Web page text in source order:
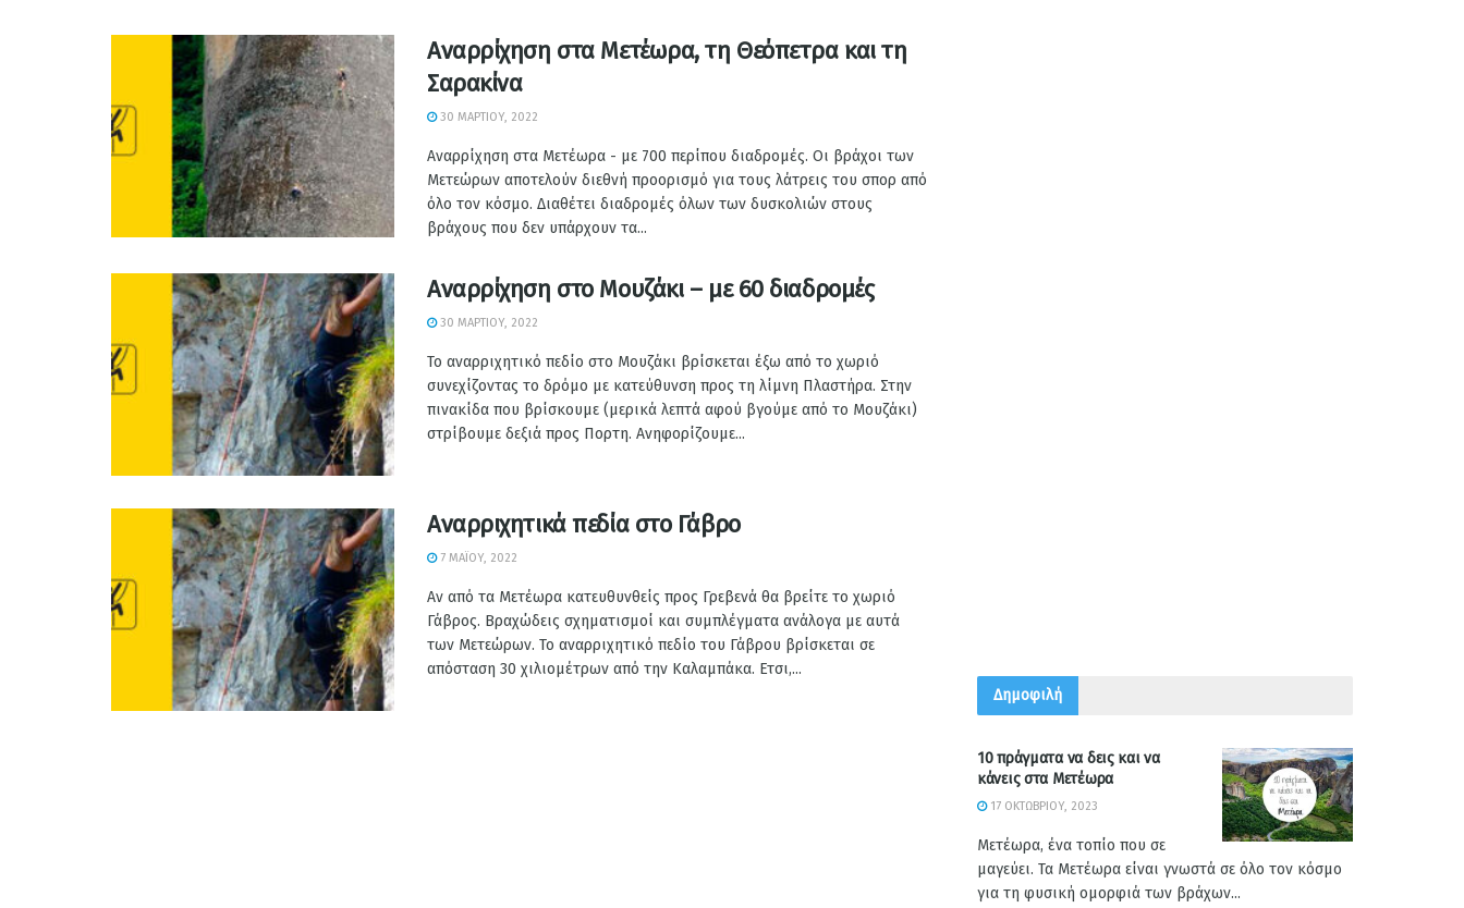
Αναρρίχηση στα Μετέωρα, τη Θεόπετρα και τη
Σαρακίνα
30 ΜΑΡΤΊΟΥ, 2022
Αναρρίχηση στα Μετέωρα - με 700 περίπου διαδρομές. Οι βράχοι των
Μετεώρων αποτελούν διεθνή προορισμό για τους λάτρεις του σπορ από
όλο τον κόσμο. Διαθέτει διαδρομές όλων των δυσκολιών στους
βράχους που δεν υπάρχουν τα...
Αναρρίχηση στο Μουζάκι – με 60 διαδρομές
30 ΜΑΡΤΊΟΥ, 2022
Το αναρριχητικό πεδίο στο Μουζάκι βρίσκεται έξω από το χωριό
συνεχίζοντας το δρόμο με κατεύθυνση προς τη λίμνη Πλαστήρα. Στην
πινακίδα που βρίσκουμε (μερικά λεπτά αφού βγούμε από το Μουζάκι)
στρίβουμε δεξιά προς Πορτη. Ανηφορίζουμε...
Αναρριχητικά πεδία στο Γάβρο
7 ΜΑΪ́ΟΥ, 2022
Αν από τα Μετέωρα κατευθυνθείς προς Γρεβενά θα βρείτε το χωριό
Γάβρος. Bραχώδεις σχηματισμοί και συμπλέγματα ανάλογα με αυτά
των Μετεώρων. Το αναρριχητικό πεδίο του Γάβρου βρίσκεται σε
απόσταση 30 χιλιομέτρων από την Καλαμπάκα. Ετσι,...
Δημοφιλή
10 πράγματα να δεις και να
κάνεις στα Μετέωρα
17 ΟΚΤΩΒΡΊΟΥ, 2023
Μετέωρα, ένα τοπίο που σε
μαγεύει. Τα Μετέωρα είναι γνωστά σε όλο τον κόσμο
για τη φυσική ομορφιά των βράχων...